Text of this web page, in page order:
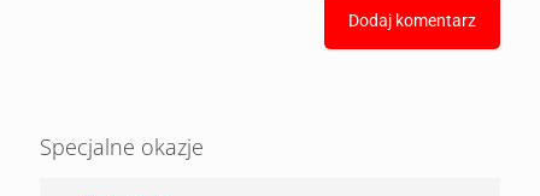
Specjalne okazje